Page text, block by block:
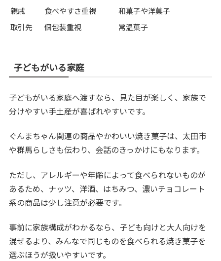
親戚
食べやすさ重視
和菓子や洋菓子
取引先
個包装重視 常温菓子
子どもがいる家庭
子どもがいる家庭へ渡すなら、見た目が楽しく、家族で
分けやすい手土産が喜ばれやすいです。
ぐんまちゃん関連の商品やかわいい焼き菓子は、太田市
や群馬らしさも伝わり、会話のきっかけにもなります。
ただし、アレルギーや年齢によって食べられないものが
あるため、ナッツ、洋酒、はちみつ、濃いチョコレート
系の商品は少し注意が必要です。
事前に家族構成がわかるなら、子ども向けと大人向けを
混ぜるより、みんなで同じものを食べられる焼き菓子を
選ぶほうが扱いやすいです。